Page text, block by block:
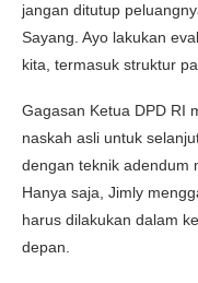
jangan ditutup
Sayang. Ayo lakukan
kita, termasuk struktur
Gagasan Ketua DPD RI
naskah asli untuk
dengan teknik adendum
Hanya saja, Jimly
harus dilakukan dalam
depan.